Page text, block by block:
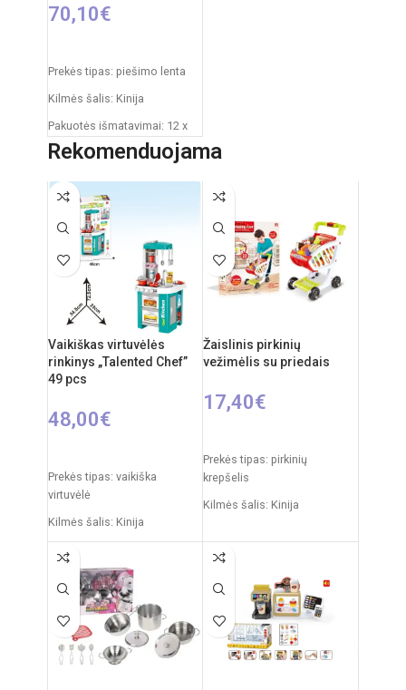
70,10€
Prekės tipas: piešimo lenta
Kilmės šalis: Kinija
Pakuotės išmatavimai: 12 x
53,5 x 76,5 cm
58 x 110 cm
Rekomenduojamas amžius:
nuo 3 metų
Rekomenduojama
Vaikiškas virtuvėlės
rinkinys „Talented Chef”
49 pcs
48,00€
Prekės tipas: vaikiška
virtuvėlė
Kilmės šalis: Kinija
48 x 70 cm
Virtuvėlės išmatavimai: 33 x
34,5 x 72,5 cm
Produkto medžiaga: plastikas
Rekomenduojamas amžius:
Žaislinis pirkinių
vežimėlis su priedais
17,40€
Prekės tipas: pirkinių
krepšelis
Kilmės šalis: Kinija
x 45 cm
Produkto išmatavimai: 26 x
36 x 45 cm
Produkto medžiaga: plastikas
Rekomenduojamas amžius: